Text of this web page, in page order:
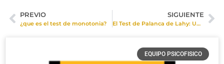
PREVIO
¿que es el test de monotonia?
SIGUIENTE
El Test de Palanca de Lahy: Una Prueba Fundamental en Evaluaciones Psicofísicas
EQUIPO PSICOFISICO